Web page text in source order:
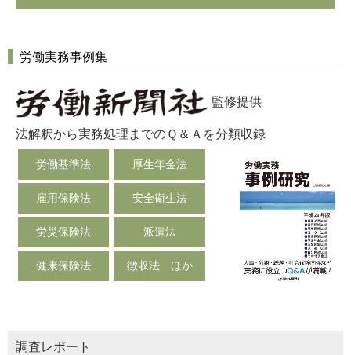
労働実務事例集
監修提供
法解釈から実務処理までのＱ＆Ａを分類収録
労働基準法 厚生年金法
雇用保険法 安全衛生法
労災保険法 派遣法
健康保険法 徴収法 ほか
調査レポート